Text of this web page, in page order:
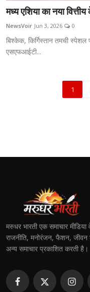
मध्य एशिया का नया
NewsVoir Jun 3, 2026 0
बिश्केक, किर्गिस्तान तमची
एसएफआईटी...
1
मरुधर भारती एक समाचार
राजनीति, मनोरंजन, फैशन, जीवन
अन्य समाचार प्रकाशित करती है।